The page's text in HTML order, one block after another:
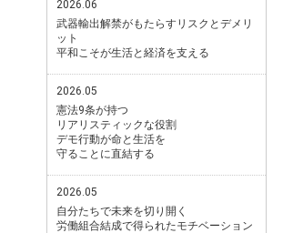
2026.06
武器輸出解禁がもたらすリスクとデメリ
ット
平和こそが生活と経済を支える
2026.05
憲法9条が持つ
リアリスティックな役割
デモ行動が命と生活を
守ることに直結する
2026.05
自分たちで未来を切り開く
労働組合結成で得られたモチベーション